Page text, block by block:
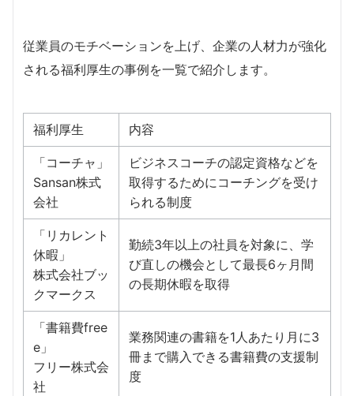
従業員のモチベーションを上げ、企業の人材力が強化
される福利厚生の事例を一覧で紹介します。
福利厚生 内容
「コーチャ」
Sansan株式
会社
ビジネスコーチの認定資格などを
取得するためにコーチングを受け
られる制度
「リカレント
休暇」
株式会社ブッ
クマークス
勤続3年以上の社員を対象に、学
び直しの機会として最長6ヶ月間
の長期休暇を取得
「書籍費free
e」
フリー株式会
社
業務関連の書籍を1人あたり月に3
冊まで購入できる書籍費の支援制
度